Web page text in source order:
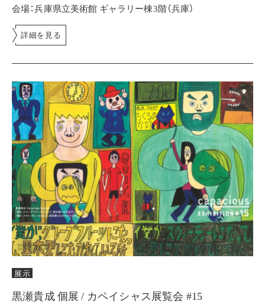
会場：兵庫県立美術館 ギャラリー棟3階（兵庫）
詳細を見る
展示
黒瀬貴成 個展 / カペイシャス展覧会 #15